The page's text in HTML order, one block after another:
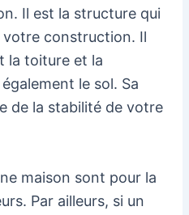
Il est la structure qui
votre construction. Il
la toiture et la
le sol. Sa
de la stabilité de votre
maison sont pour la
Par ailleurs, si un